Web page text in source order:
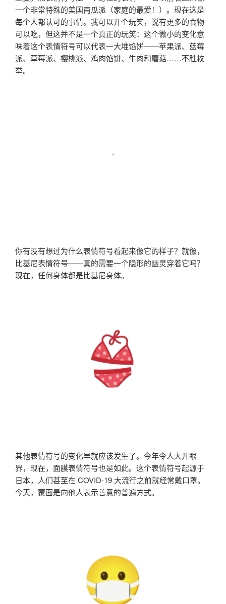
一个非常特殊的美国南瓜派（家庭的最爱！）。现在这是
每个人都认可的事情。我可以开个玩笑，说有更多的食物
可以吃，但这并不是一个真正的玩笑：这个微小的变化意
味着这个表情符号可以代表一大堆馅饼——苹果派、蓝莓
派、草莓派、樱桃派、鸡肉馅饼、牛肉和蘑菇……不胜枚
举。
你有没有想过为什么表情符号看起来像它的样子？就像，
比基尼表情符号——真的需要一个隐形的幽灵穿着它吗？
现在，任何身体都是比基尼身体。
其他表情符号的变化早就应该发生了。今年令人大开眼
界，现在，面膜表情符号也是如此。这个表情符号起源于
日本，人们甚至在 COVID-19 大流行之前就经常戴口罩。
今天，蒙面是向他人表示善意的普遍方式。